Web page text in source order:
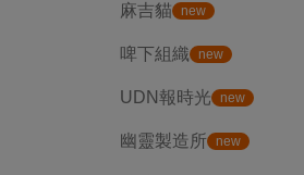
麻吉貓 new
啤下組織 new
UDN報時光 new
幽靈製造所 new